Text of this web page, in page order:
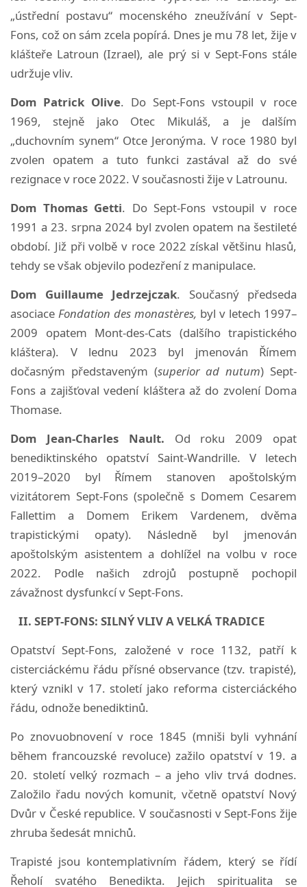
„ústřední postavu“ mocenského zneužívání v Sept-
Fons, což on sám zcela popírá. Dnes je mu 78 let, žije v
klášteře Latroun (Izrael), ale prý si v Sept-Fons stále
udržuje vliv.
Dom Patrick Olive. Do Sept-Fons vstoupil v roce
1969, stejně jako Otec Mikuláš, a je dalším
„duchovním synem“ Otce Jeronýma. V roce 1980 byl
zvolen opatem a tuto funkci zastával až do své
rezignace v roce 2022. V současnosti žije v Latrounu.
Dom Thomas Getti. Do Sept-Fons vstoupil v roce
1991 a 23. srpna 2024 byl zvolen opatem na šestileté
období. Již při volbě v roce 2022 získal většinu hlasů,
tehdy se však objevilo podezření z manipulace.
Dom Guillaume Jedrzejczak. Současný předseda
asociace Fondation des monastères, byl v letech 1997–
2009 opatem Mont-des-Cats (dalšího trapistického
kláštera). V lednu 2023 byl jmenován Římem
dočasným představeným (superior ad nutum) Sept-
Fons a zajišťoval vedení kláštera až do zvolení Doma
Thomase.
Dom Jean-Charles Nault. Od roku 2009 opat
benediktinského opatství Saint-Wandrille. V letech
2019–2020 byl Římem stanoven apoštolským
vizitátorem Sept-Fons (společně s Domem Cesarem
Fallettim a Domem Erikem Vardenem, dvěma
trapistickými opaty). Následně byl jmenován
apoštolským asistentem a dohlížel na volbu v roce
2022. Podle našich zdrojů postupně pochopil
závažnost dysfunkcí v Sept-Fons.
II. SEPT-FONS: SILNÝ VLIV A VELKÁ TRADICE
Opatství Sept-Fons, založené v roce 1132, patří k
cisterciáckému řádu přísné observance (tzv. trapisté),
který vznikl v 17. století jako reforma cisterciáckého
řádu, odnože benediktinů.
Po znovuobnovení v roce 1845 (mniši byli vyhnání
během francouzské revoluce) zažilo opatství v 19. a
20. století velký rozmach – a jeho vliv trvá dodnes.
Založilo řadu nových komunit, včetně opatství Nový
Dvůr v České republice. V současnosti v Sept-Fons žije
zhruba šedesát mnichů.
Trapisté jsou kontemplativním řádem, který se řídí
Řeholí svatého Benedikta. Jejich spiritualita se